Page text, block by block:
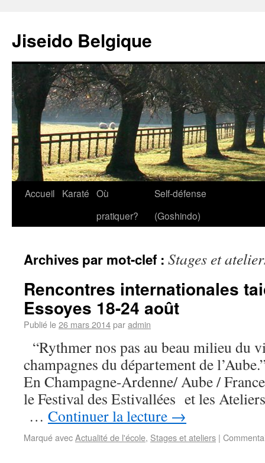
Jiseido Belgique
Accueil Karaté Où
pratiquer?
Self-défense
(Goshindo)
Archives par mot-clef : Stages et
Rencontres internationales
Essoyes 18-24 août
Publié le26 mars 2014paradmin
“Rythmer nos pas au beau milieu du
champagnes du département de
En Champagne-Ardenne/ Aube /
le Festival des Estivallées et les
… Continuer la lecture →
Marqué avecActualité de l'école, Stages et ateliers |